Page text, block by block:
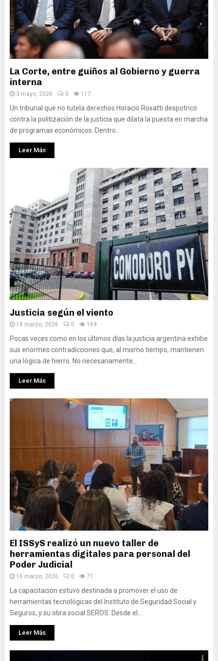
La Corte, entre guiños al Gobierno y guerra
interna
3 mayo, 2026 0 117
Un tribunal que no tutela derechos Horacio Rosatti despotricó
contra la politización de la justicia que dilata la puesta en marcha
de programas económicos. Dentro...
Leer Más
Justicia según el viento
18 marzo, 2026 0 169
Pocas veces como en los últimos días la justicia argentina exhibe
sus enormes contradicciones que, al mismo tiempo, mantienen
una lógica de hierro. No necesariamente...
Leer Más
El ISSyS realizó un nuevo taller de
herramientas digitales para personal del
Poder Judicial
16 marzo, 2026 0 71
La capacitación estuvo destinada a promover el uso de
herramientas tecnológicas del Instituto de Seguridad Social y
Seguros, y su obra social SEROS. Desde el...
Leer Más